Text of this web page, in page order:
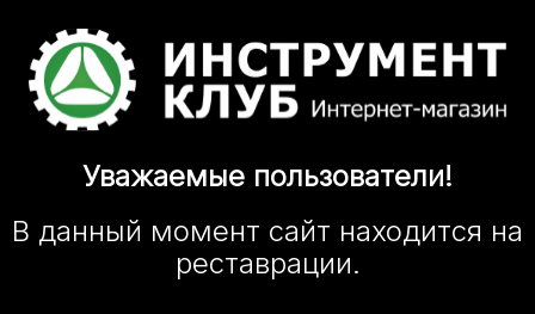
Уважаемые пользователи!
В данный момент сайт находится на
реставрации.